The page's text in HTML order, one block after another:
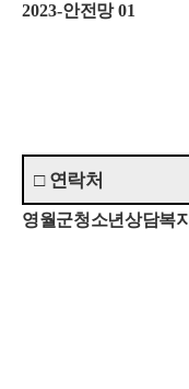
2023-안전망01
□ 연락처
영월군청소년상담복